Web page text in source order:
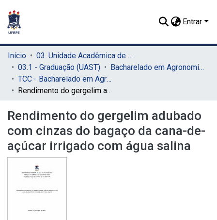
Entrar
Início
03. Unidade Acadêmica de Serra Talhada (UAST)
03.1 - Graduação (UAST)
Bacharelado em Agronomia (UAST)
TCC - Bacharelado em Agronomia (UAST)
Rendimento do gergelim adubado com cinzas do bagaço da cana-de-açúcar irrigado com água salina
Rendimento do gergelim adubado
com cinzas do bagaço da cana-de-
açúcar irrigado com água salina